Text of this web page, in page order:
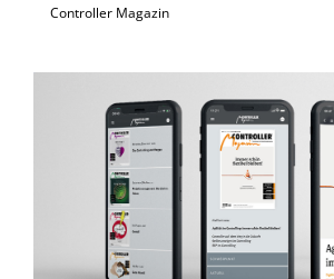
Controller Magazin